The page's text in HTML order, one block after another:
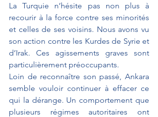
La Turquie n’hésite pas non plus à
recourir à la force contre ses minorités
et celles de ses voisins. Nous avons vu
son action contre les Kurdes de Syrie et
d’Irak. Ces agissements graves sont
particulièrement préoccupants.
Loin de reconnaître son passé, Ankara
semble vouloir continuer à effacer ce
qui la dérange. Un comportement que
plusieurs régimes autoritaires ont